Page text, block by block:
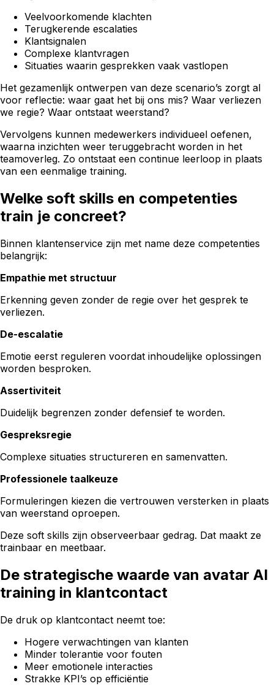
Veelvoorkomende klachten
Terugkerende escalaties
Klantsignalen
Complexe klantvragen
Situaties waarin gesprekken vaak vastlopen
Het gezamenlijk ontwerpen van deze scenario’s zorgt al
voor reflectie: waar gaat het bij ons mis? Waar verliezen
we regie? Waar ontstaat weerstand?
Vervolgens kunnen medewerkers individueel oefenen,
waarna inzichten weer teruggebracht worden in het
teamoverleg. Zo ontstaat een continue leerloop in plaats
van een eenmalige training.
Welke soft skills en competenties
train je concreet?
Binnen klantenservice zijn met name deze competenties
belangrijk:
Empathie met structuur
Erkenning geven zonder de regie over het gesprek te
verliezen.
De-escalatie
Emotie eerst reguleren voordat inhoudelijke oplossingen
worden besproken.
Assertiviteit
Duidelijk begrenzen zonder defensief te worden.
Gespreksregie
Complexe situaties structureren en samenvatten.
Professionele taalkeuze
Formuleringen kiezen die vertrouwen versterken in plaats
van weerstand oproepen.
Deze soft skills zijn observeerbaar gedrag. Dat maakt ze
trainbaar en meetbaar.
De strategische waarde van avatar AI
training in klantcontact
De druk op klantcontact neemt toe:
Hogere verwachtingen van klanten
Minder tolerantie voor fouten
Meer emotionele interacties
Strakke KPI’s op efficiëntie